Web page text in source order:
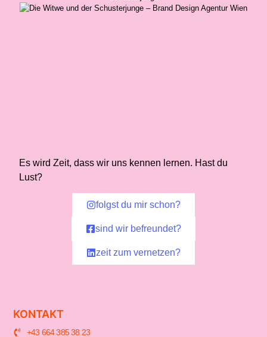
Es wird Zeit, dass wir uns kennen lernen. Hast du
Lust?
folgst du mir schon?
sind wir befreundet?
zeit zum vernetzen?
KONTAKT
+43 664 385 38 23